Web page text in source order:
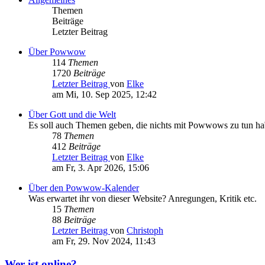
Themen
Beiträge
Letzter Beitrag
Über Powwow
114 Themen
1720 Beiträge
Letzter Beitrag von Elke
am Mi, 10. Sep 2025, 12:42
Über Gott und die Welt
Es soll auch Themen geben, die nichts mit Powwows zu tun
78 Themen
412 Beiträge
Letzter Beitrag von Elke
am Fr, 3. Apr 2026, 15:06
Über den Powwow-Kalender
Was erwartet ihr von dieser Website? Anregungen, Kritik etc.
15 Themen
88 Beiträge
Letzter Beitrag von Christoph
am Fr, 29. Nov 2024, 11:43